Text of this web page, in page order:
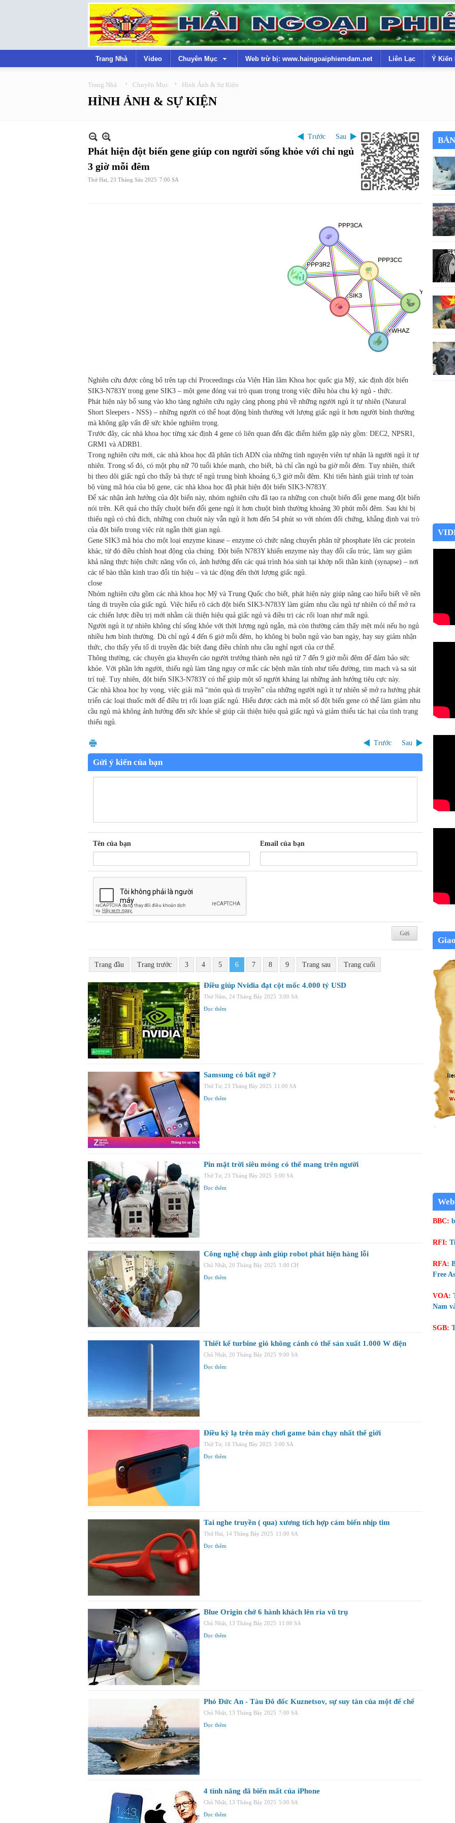
Trang Nhà Video Chuyên Mục Web trừ bị: www.haingoaiphiemdam.net Liên Lạc Ý Kiến
Trang Nhà › Chuyên Mục › Hình Ảnh & Sự Kiện
HÌNH ẢNH & SỰ KIỆN
Trước Sau
Phát hiện đột biến gene giúp con người sống khỏe với chỉ ngủ
3 giờ mỗi đêm
Thứ Hai, 23 Tháng Sáu 2025 7:00 SA
Nghiên cứu được công bố trên tạp chí Proceedings của Viện Hàn lâm Khoa học quốc gia Mỹ, xác định đột biến
SIK3-N783Y trong gene SIK3 – một gene đóng vai trò quan trọng trong việc điều hòa chu kỳ ngủ - thức.
Phát hiện này bổ sung vào kho tàng nghiên cứu ngày càng phong phú về những người ngủ ít tự nhiên (Natural
Short Sleepers - NSS) – những người có thể hoạt động bình thường với lượng giấc ngủ ít hơn người bình thường
mà không gặp vấn đề sức khỏe nghiêm trọng.
Trước đây, các nhà khoa học từng xác định 4 gene có liên quan đến đặc điểm hiếm gặp này gồm: DEC2, NPSR1,
GRM1 và ADRB1.
Trong nghiên cứu mới, các nhà khoa học đã phân tích ADN của những tình nguyện viên tự nhận là người ngủ ít tự
nhiên. Trong số đó, có một phụ nữ 70 tuổi khỏe mạnh, cho biết, bà chỉ cần ngủ ba giờ mỗi đêm. Tuy nhiên, thiết
bị theo dõi giấc ngủ cho thấy bà thực tế ngủ trung bình khoảng 6,3 giờ mỗi đêm. Khi tiến hành giải trình tự toàn
bộ vùng mã hóa của bộ gene, các nhà khoa học đã phát hiện đột biến SIK3-N783Y.
Để xác nhận ảnh hưởng của đột biến này, nhóm nghiên cứu đã tạo ra những con chuột biến đổi gene mang đột biến
nói trên. Kết quả cho thấy chuột biến đổi gene ngủ ít hơn chuột bình thường khoảng 30 phút mỗi đêm. Sau khi bị
thiếu ngủ có chủ đích, những con chuột này vẫn ngủ ít hơn đến 54 phút so với nhóm đối chứng, khẳng định vai trò
của đột biến trong việc rút ngắn thời gian ngủ.
Gene SIK3 mã hóa cho một loại enzyme kinase – enzyme có chức năng chuyển phân tử phosphate lên các protein
khác, từ đó điều chỉnh hoạt động của chúng. Đột biến N783Y khiến enzyme này thay đổi cấu trúc, làm suy giảm
khả năng thực hiện chức năng vốn có, ảnh hưởng đến các quá trình hóa sinh tại khớp nối thần kinh (synapse) – nơi
các tế bào thần kinh trao đổi tín hiệu – và tác động đến thời lượng giấc ngủ.
close
Nhóm nghiên cứu gồm các nhà khoa học Mỹ và Trung Quốc cho biết, phát hiện này giúp nâng cao hiểu biết về nền
tảng di truyền của giấc ngủ. Việc hiểu rõ cách đột biến SIK3-N783Y làm giảm nhu cầu ngủ tự nhiên có thể mở ra
các chiến lược điều trị mới nhằm cải thiện hiệu quả giấc ngủ và điều trị các rối loạn như mất ngủ.
Người ngủ ít tự nhiên không chỉ sống khỏe với thời lượng ngủ ngắn, mà còn thường cảm thấy mệt mỏi nếu họ ngủ
nhiều hơn bình thường. Dù chỉ ngủ 4 đến 6 giờ mỗi đêm, họ không bị buồn ngủ vào ban ngày, hay suy giảm nhận
thức, cho thấy yếu tố di truyền đặc biệt đang điều chỉnh nhu cầu nghỉ ngơi của cơ thể.
Thông thường, các chuyên gia khuyến cáo người trưởng thành nên ngủ từ 7 đến 9 giờ mỗi đêm để đảm bảo sức
khỏe. Với phần lớn người, thiếu ngủ làm tăng nguy cơ mắc các bệnh mãn tính như tiểu đường, tim mạch và sa sút
trí tuệ. Tuy nhiên, đột biến SIK3-N783Y có thể giúp một số người kháng lại những ảnh hưởng tiêu cực này.
Các nhà khoa học hy vọng, việc giải mã “món quà di truyền” của những người ngủ ít tự nhiên sẽ mở ra hướng phát
triển các loại thuốc mới để điều trị rối loạn giấc ngủ. Hiểu được cách mà một số đột biến gene có thể làm giảm nhu
cầu ngủ mà không ảnh hưởng đến sức khỏe sẽ giúp cải thiện hiệu quả giấc ngủ và giảm thiểu tác hại của tình trạng
thiếu ngủ.
Trước Sau
Gửi ý kiến của bạn
Tên của bạn Email của bạn
Trang đầu Trang trước 3 4 5 6 7 8 9 Trang sau Trang cuối
Điều giúp Nvidia đạt cột mốc 4.000 tỷ USD
Thứ Năm, 24 Tháng Bảy 2025 3:00 SA
Đọc thêm
Samsung có bất ngờ ?
Thứ Tư, 23 Tháng Bảy 2025 11:00 SA
Đọc thêm
Pin mặt trời siêu mỏng có thể mang trên người
Thứ Tư, 23 Tháng Bảy 2025 5:00 SA
Đọc thêm
Công nghệ chụp ảnh giúp robot phát hiện hàng lỗi
Chủ Nhật, 20 Tháng Bảy 2025 1:00 CH
Đọc thêm
Thiết kế turbine gió không cánh có thể sản xuất 1.000 W điện
Chủ Nhật, 20 Tháng Bảy 2025 9:00 SA
Đọc thêm
Điều kỳ lạ trên máy chơi game bán chạy nhất thế giới
Thứ Tư, 16 Tháng Bảy 2025 3:00 SA
Đọc thêm
Tai nghe truyền ( qua) xương tích hợp cảm biến nhịp tim
Thứ Hai, 14 Tháng Bảy 2025 11:00 SA
Đọc thêm
Blue Origin chở 6 hành khách lên rìa vũ trụ
Chủ Nhật, 13 Tháng Bảy 2025 11:00 SA
Đọc thêm
Phó Đức An - Tàu Đô đốc Kuznetsov, sự suy tàn của một đế chế
Chủ Nhật, 13 Tháng Bảy 2025 7:00 SA
Đọc thêm
4 tính năng đã biến mất của iPhone
Chủ Nhật, 13 Tháng Bảy 2025 5:00 SA
Đọc thêm
BBC:
RFI:
RFA:
Free
VOA:
Nam
SGB: